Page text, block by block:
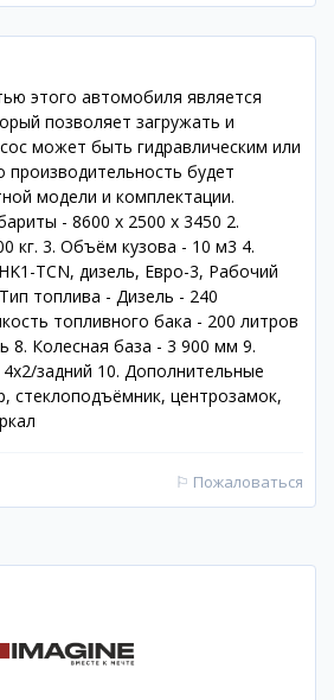
этого автомобиля является
позволяет загружать и
может быть гидравлическим или
производительность будет
модели и комплектации.
- 8600 x 2500 x 3450 2.
кг. 3. Объём кузова - 10 м3 4.
TCN, дизель, Евро-3, Рабочий
топлива - Дизель - 240
топливного бака - 200 литров
8. Колесная база - 3 900 мм 9.
задний 10. Дополнительные
стеклоподъёмник, центрозамок,
⚐ Пожаловаться